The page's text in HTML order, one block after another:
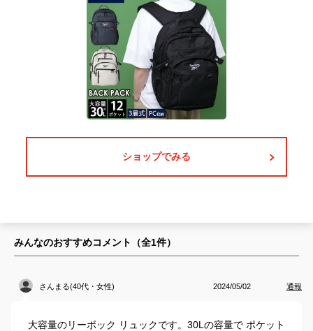
ショップでみる
みんなのおすすめコメント（全1件）
さんまる(40代・女性) 2024/05/02 通報
大容量のリーボック リュックです。30Lの容量で ポケット